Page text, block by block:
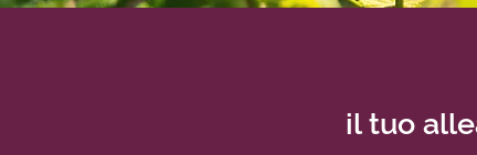
il tuo